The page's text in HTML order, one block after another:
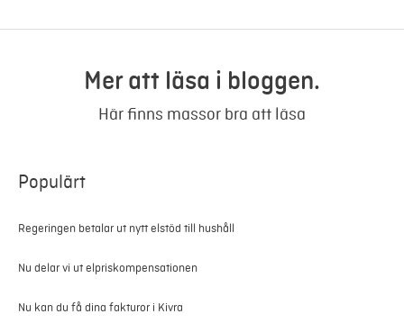
Mer att läsa i bloggen.
Här finns massor bra att läsa
Populärt
Regeringen betalar ut nytt elstöd till hushåll
Nu delar vi ut elpriskompensationen
Nu kan du få dina fakturor i Kivra